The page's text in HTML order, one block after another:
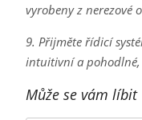
vyrobeny z nerezové
9. Přijměte řídicí
intuitivní a
Může se vám líbit